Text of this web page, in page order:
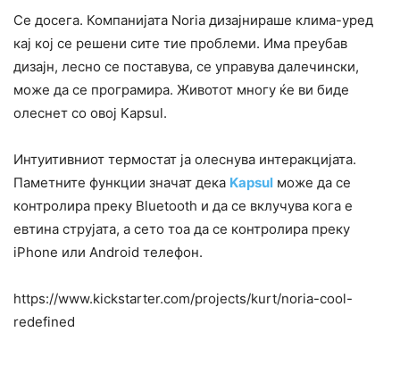
Се досега. Компанијата Noria дизајнираше клима-уред
кај кој се решени сите тие проблеми. Има преубав
дизајн, лесно се поставува, се управува далечински,
може да се програмира. Животот многу ќе ви биде
олеснет со овој Kapsul.
Интуитивниот термостат ја олеснува интеракцијата.
Паметните функции значат дека Kapsul може да се
контролира преку Вluetooth и да се вклучува кога е
евтина струјата, а сето тоа да се контролира преку
iPhone или Android телефон.
https://www.kickstarter.com/projects/kurt/noria-cool-
redefined